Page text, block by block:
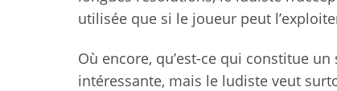
utilisée que si le joueur peut
Où encore, qu’est-ce qui constitue
intéressante, mais le ludiste veut